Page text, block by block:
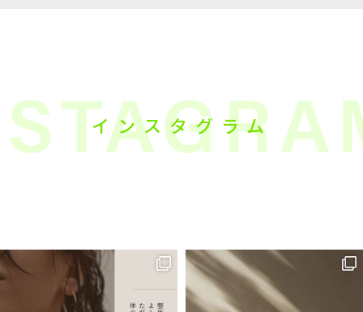
インスタグラム